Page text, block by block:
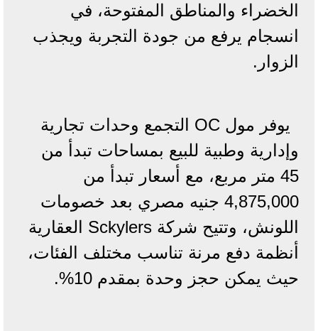
الخضراء والمناطق المفتوحة، في
انسجام يرفع من جودة التجربة ويجذب
الزوار.
يوفر مول OC التجمع وحدات تجارية
وإدارية وطبية للبيع بمساحات تبدأ من
45 متر مربع، مع أسعار تبدأ من
4,875,000 جنيه مصري بعد خصومات
اللونش، وتتيح شركة Sckylers العقارية
أنظمة دفع مرنة تناسب مختلف الفئات،
حيث يمكن حجز وحدة بمقدم 10%.